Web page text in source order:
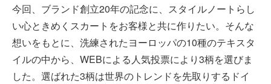
今回、ブランド創立20年の記念に、スタイルノートらし
い心ときめくスカートをお客様と共に作りたい。そんな
想いをもとに、洗練されたヨーロッパの10種のテキスタ
イルの中から、WEBによる人気投票により3柄を選びま
した。選ばれた3柄は世界のトレンドを先取りするドイ